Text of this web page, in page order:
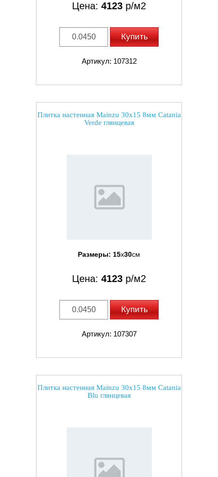
Цена: 4123 р/м2
Купить
Артикул: 107312
Плитка настенная Mainzu 30x15 8мм Catania
Verde глянцевая
Размеры: 15x30см
Цена: 4123 р/м2
Купить
Артикул: 107307
Плитка настенная Mainzu 30x15 8мм Catania
Blu глянцевая